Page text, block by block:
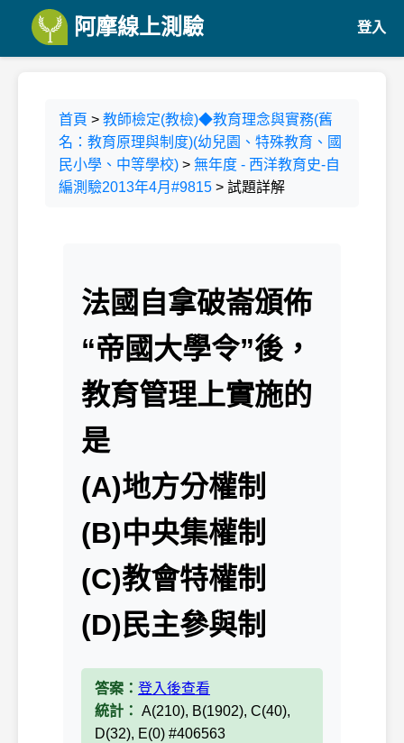
阿摩線上測驗 登入
首頁 > 教師檢定(教檢)◆教育理念與實務(舊
名：教育原理與制度)(幼兒園、特殊教育、國
民小學、中等學校) > 無年度 - 西洋教育史-自
編測驗2013年4月#9815 > 試題詳解
法國自拿破崙頒佈
“帝國大學令”後，
教育管理上實施的
是
(A)地方分權制
(B)中央集權制
(C)教會特權制
(D)民主參與制
答案： 登入後查看
統計： A(210), B(1902), C(40),
D(32), E(0) #406563